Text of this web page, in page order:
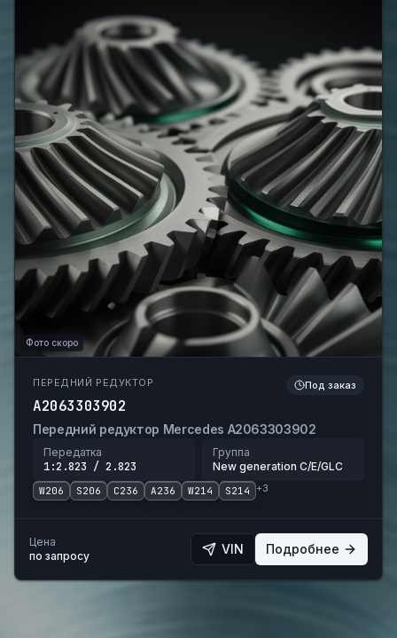
Фото скоро
ПЕРЕДНИЙ РЕДУКТОР Под заказ
A2063303902
Передний редуктор Mercedes A2063303902
Передатка
1:2.823 / 2.823
Группа
New generation C/E/GLC
W206 S206 C236 A236 W214 S214 +3
Цена
по запросу
VIN Подробнее